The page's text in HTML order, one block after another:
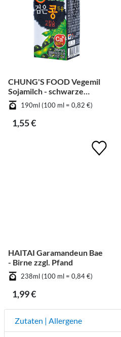
CHUNG'S FOOD Vegemil
Sojamilch - schwarze
Bohnen190ml (100 ml = 0,82 €)
1,55 €
HAITAI Garamandeun Bae
- Birne zzgl. Pfand
238ml (100 ml = 0,84 €)
1,99 €
Zutaten | Allergene